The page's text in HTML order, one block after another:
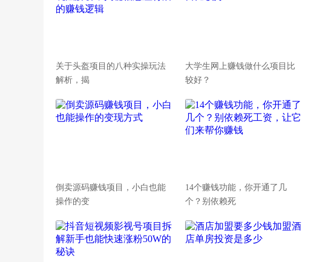
关于头盔项目的八种实操玩法
解析，揭
大学生网上赚钱做什么项目比
较好？
倒卖源码赚钱项目，小白也能
操作的变
14个赚钱功能，你开通了几
个？别依赖死